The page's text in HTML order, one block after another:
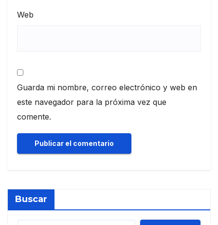
Web
Guarda mi nombre, correo electrónico y web en
este navegador para la próxima vez que
comente.
Buscar